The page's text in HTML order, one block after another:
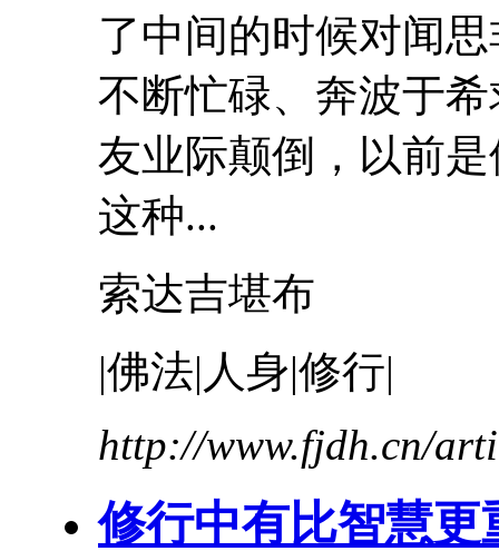
了中间的时候对闻
不断忙碌、奔波于
友业际颠倒 ，以前
这种...
索达吉堪布
|佛法|人身|修行|
http://www.fjdh.cn/
修行中有比智慧更